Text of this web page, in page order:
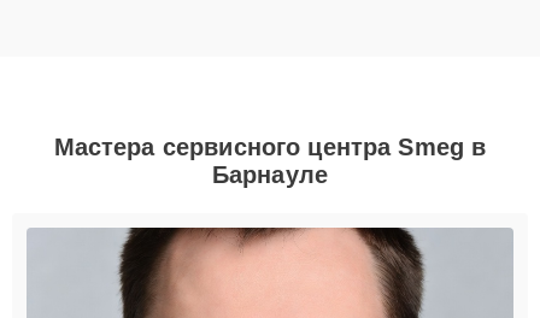
Мастера сервисного центра Smeg в
Барнауле